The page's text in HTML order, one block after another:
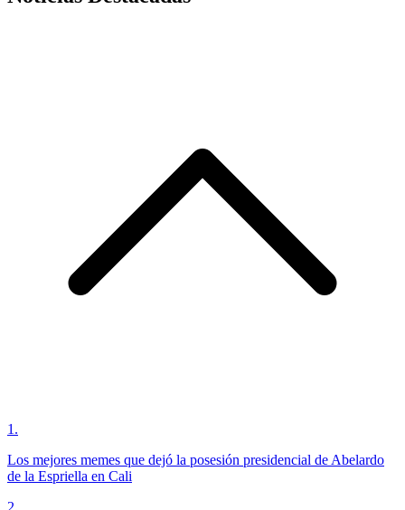
1 .
Los mejores memes que dejó la posesión presidencial de Abelardo
de la Espriella en Cali
2.